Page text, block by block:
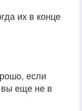
их в конце
если
вы еще не в